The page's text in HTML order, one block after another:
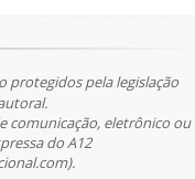
protegidos pela legislação
comunicação, eletrônico ou
do A12